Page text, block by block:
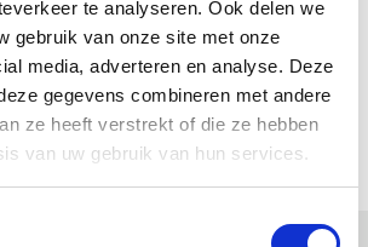
te analyseren. Ook delen we
gebruik van onze site met onze
media, adverteren en analyse. Deze
gegevens combineren met andere
ze heeft verstrekt of die ze hebben
van uw gebruik van hun services.